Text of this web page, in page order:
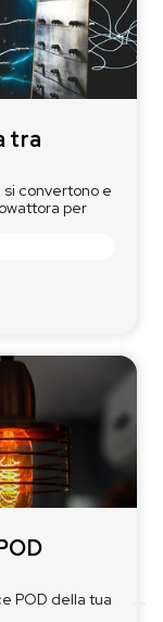
tra
si convertono e
per
POD della tua